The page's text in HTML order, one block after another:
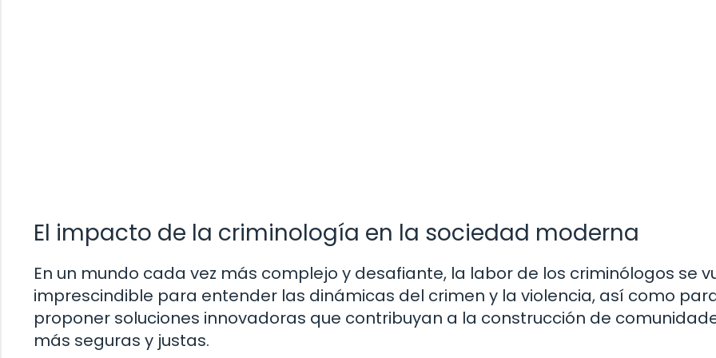
El impacto de la criminología en la sociedad moderna
En un mundo cada vez más complejo y desafiante, la labor de los criminólogos se
imprescindible para entender las dinámicas del crimen y la violencia, así como
proponer soluciones innovadoras que contribuyan a la construcción de
más seguras y justas.